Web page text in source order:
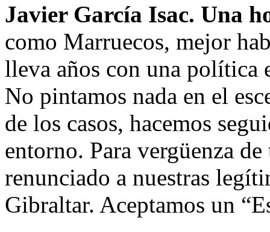
Javier García Isac. Una
como Marruecos, mejor
lleva años con una política
No pintamos nada en el
de los casos, hacemos
entorno. Para vergüenza
renunciado a nuestras
Gibraltar. Aceptamos un